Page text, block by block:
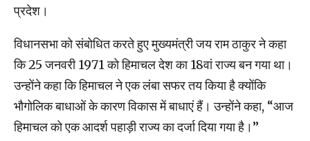
प्रदेश।
विधानसभा को संबोधित करते हुए मुख्यमंत्री जय राम ठाकुर ने कहा
कि 25 जनवरी 1971 को हिमाचल देश का 18वां राज्य बन गया था।
उन्होंने कहा कि हिमाचल ने एक लंबा सफर तय किया है क्योंकि
भौगोलिक बाधाओं के कारण विकास में बाधाएं हैं। उन्होंने कहा, “आज
हिमाचल को एक आदर्श पहाड़ी राज्य का दर्जा दिया गया है।”